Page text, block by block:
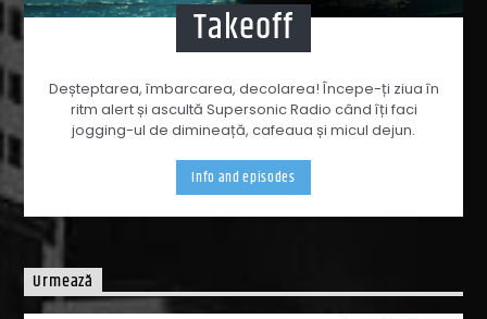
Takeoff
Deșteptarea, îmbarcarea, decolarea! Începe-ți ziua în
ritm alert și ascultă Supersonic Radio când îți faci
jogging-ul de dimineață, cafeaua și micul dejun.
Info and episodes
Urmează